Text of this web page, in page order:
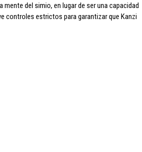
del simio, en lugar de ser una capacidad
controles estrictos para garantizar que Kanzi